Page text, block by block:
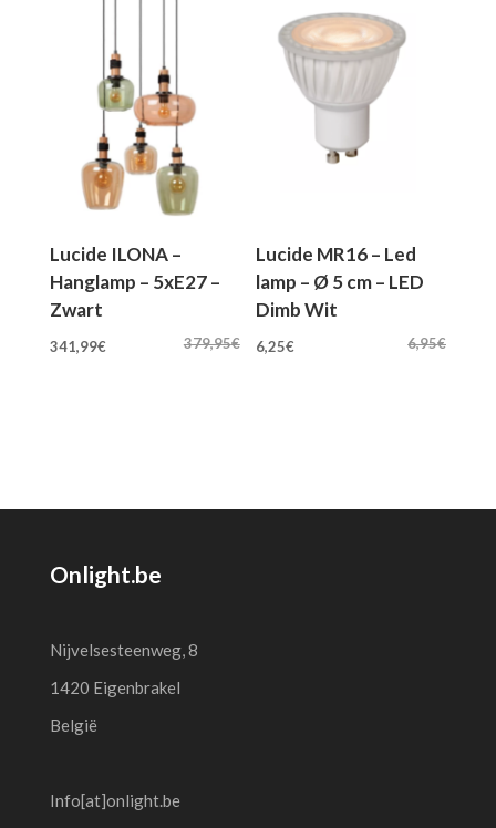
Lucide ILONA –
Hanglamp – 5xE27 –
Zwart
379,95€
Oorspronkelijke
341,99€Huidige
Lucide MR16 – Led
lamp – Ø 5 cm – LED
Dimb Wit
6,95€
Oorspronkelijke
6,25€
Onlight.be
Nijvelsesteenweg, 8
1420 Eigenbrakel
België
Info[at]onlight.be